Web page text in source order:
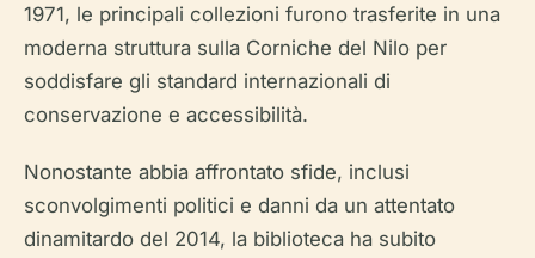
1971, le principali collezioni furono trasferite in una
moderna struttura sulla Corniche del Nilo per
soddisfare gli standard internazionali di
conservazione e accessibilità.
Nonostante abbia affrontato sfide, inclusi
sconvolgimenti politici e danni da un attentato
dinamitardo del 2014, la biblioteca ha subito